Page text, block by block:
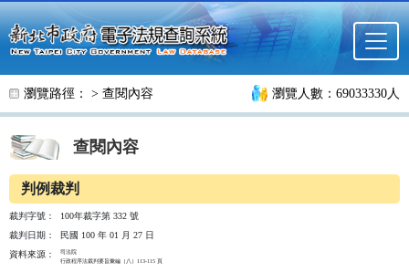
跳至主要內容
瀏覽路徑： > 查閱內容 瀏覽人數：69033330人
查閱內容
判例裁判
裁判字號：
100年裁字第 332 號
裁判日期：
民國 100 年 01 月 27 日
資料來源：
司法院
行政程序法裁判要旨彙編（八）113-115 頁